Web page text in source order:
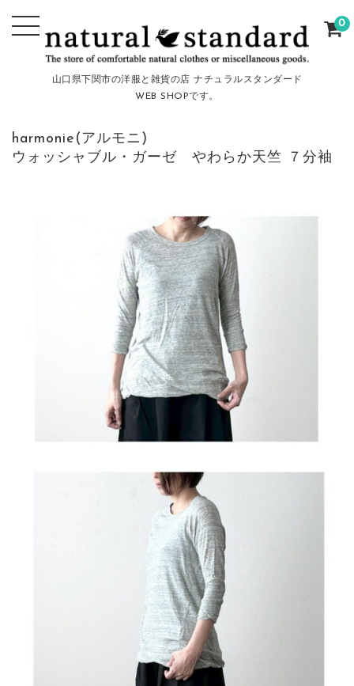
山口県下関市の洋服と雑貨の店 ナチュラルスタンダード
WEB SHOPです。
0
harmonie(アルモニ)
ウォッシャブル・ガーゼ やわらか天竺 ７分袖